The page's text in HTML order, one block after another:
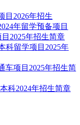
目2026年招生
年留学预备项目
2025年招生简章
科留学项目2025年
车项目2025年招生简
科2024年招生简章